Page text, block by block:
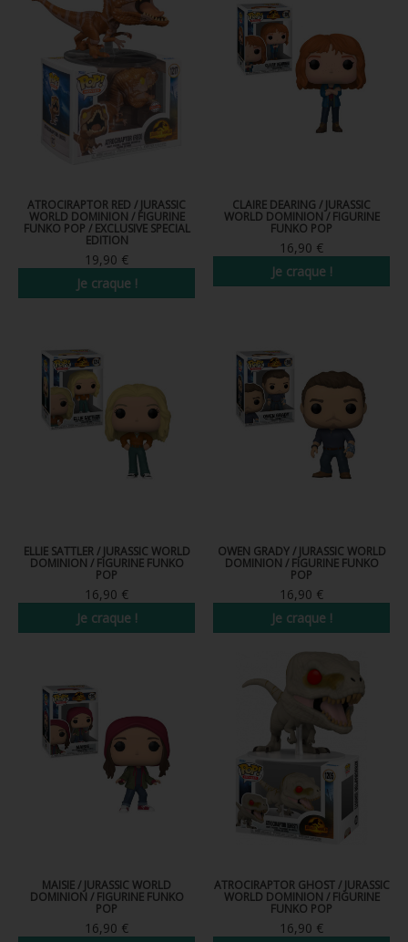
FIGURINES POP AUTRES COMICS
POP PROTECTION
PORTE-CLÉS POCKET POP
FUNKO VINYL SODA
FUNKO POP PIN
LOUNGEFLY
ATROCIRAPTOR RED / JURASSIC
WORLD DOMINION / FIGURINE
FUNKO POP / EXCLUSIVE SPECIAL
EDITION
19,90 €
Je craque !
CLAIRE DEARING / JURASSIC
WORLD DOMINION / FIGURINE
FUNKO POP
16,90 €
Je craque !
ELLIE SATTLER / JURASSIC WORLD
DOMINION / FIGURINE FUNKO
POP
16,90 €
Je craque !
OWEN GRADY / JURASSIC WORLD
DOMINION / FIGURINE FUNKO
POP
16,90 €
Je craque !
MAISIE / JURASSIC WORLD
DOMINION / FIGURINE FUNKO
POP
16,90 €
ATROCIRAPTOR GHOST / JURASSIC
WORLD DOMINION / FIGURINE
FUNKO POP
16,90 €